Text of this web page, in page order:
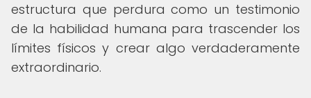
estructura que perdura como un testimonio
de la habilidad humana para trascender los
límites físicos y crear algo verdaderamente
extraordinario.